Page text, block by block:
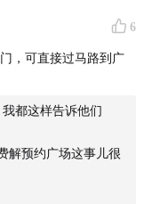
大概地址判断哪里
业了可以去他店里
朋友的父母)
子，要达到能聊上
6
，可直接过马路到广
都这样告诉他们
解预约广场这事儿很